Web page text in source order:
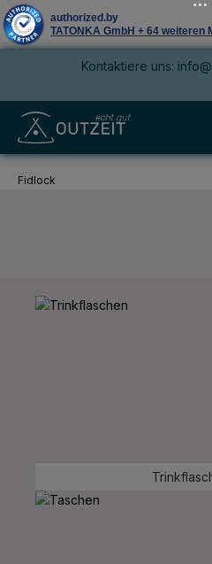
springenKontaktiere uns:
Fidlock